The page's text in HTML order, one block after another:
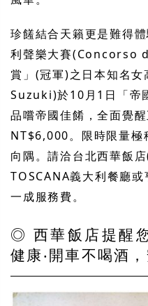
珍饈結合天籟更是難得
利聲樂大賽(Concorso
賞」 (冠軍)之日本知名
Suzuki)於10月 1 日「帝
品嚐帝國佳餚，全面覺
NT$6,000。限時限量極
向隅。請洽台北西華飯店
TOSCANA義大利餐廳或
一成服務費。
◎ 西華飯店提醒
健康‧開車不喝酒，